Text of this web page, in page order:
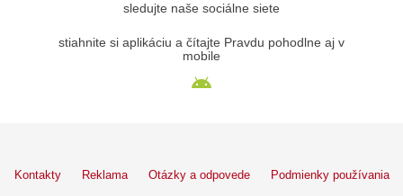
sledujte naše sociálne siete
stiahnite si aplikáciu a čítajte Pravdu pohodlne aj v
mobile
Kontakty Reklama Otázky a odpovede Podmienky používania